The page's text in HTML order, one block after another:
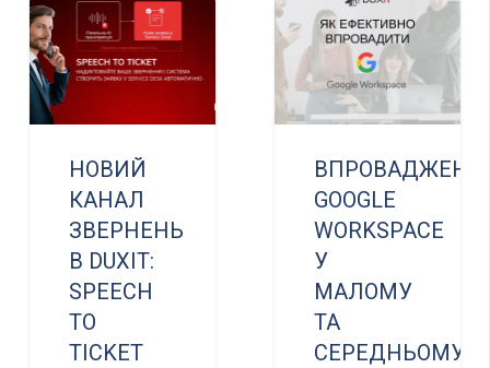
НОВИЙ
КАНАЛ
ЗВЕРНЕНЬ
В DUXIT:
SPEECH
TO
TICKET
GOOGLE
WORKSPACE
У
МАЛОМУ
ТА
СЕРЕДНЬОМУ